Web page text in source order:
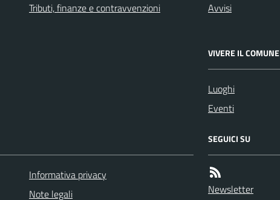
Tributi, finanze e contravvenzioni
Avvisi
VIVERE IL COMUNE
Luoghi
Eventi
Informativa privacy
Note legali
SEGUICI SU
Newsletter